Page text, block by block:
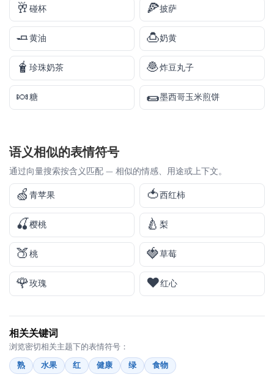
🥂 碰杯 🍕披萨
🧈黄油 🍮奶黄
🧋 珍珠奶茶 🧆炸豆丸子
🍬糖 🌯墨西哥玉米煎饼
语义相似的表情符号
通过向量搜索按含义匹配 — 相似的情感、用途或上下文。
🍏 青苹果 🍅西红柿
🍒 樱桃 🍐 梨
🍑桃 🍓草莓
🌹玫瑰 ❤️红心
相关关键词
浏览密切相关主题下的表情符号：
熟
水果 红 健康 绿 食物